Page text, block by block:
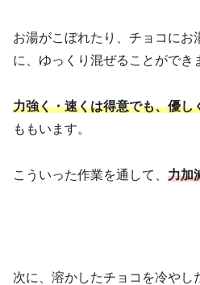
お湯がこぼれたり、チョコにお
に、ゆっくり混ぜることができ
力強く・速くは得意でも、優し
ももいます。
こういった作業を通して、 力加
次に、溶かしたチョコを冷やし